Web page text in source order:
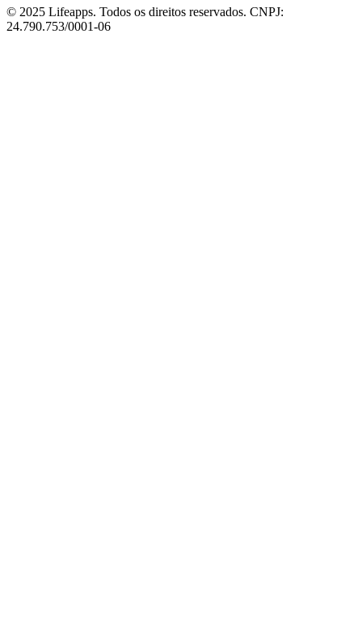
© 2025 Lifeapps. Todos os direitos reservados. CNPJ:
24.790.753/0001-06